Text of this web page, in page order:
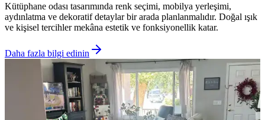
Kütüphane odası tasarımında renk seçimi, mobilya yerleşimi,
aydınlatma ve dekoratif detaylar bir arada planlanmalıdır. Doğal ışık
ve kişisel tercihler mekâna estetik ve fonksiyonellik katar.
Daha fazla bilgi edinin